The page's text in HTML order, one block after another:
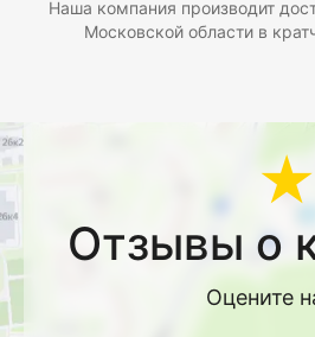
Наша компания производит
Московской области в
Отзывы о
Оцените